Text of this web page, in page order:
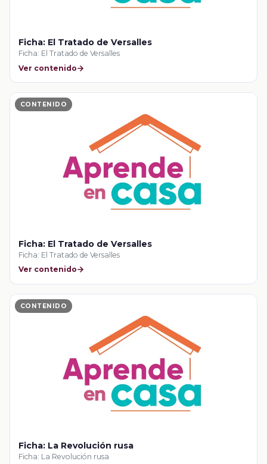
Ficha: El Tratado de Versalles
Ficha: El Tratado de Versalles
Ver contenido
CONTENIDO
Ficha: El Tratado de Versalles
Ficha: El Tratado de Versalles
Ver contenido
CONTENIDO
Ficha: La Revolución rusa
Ficha: La Revolución rusa